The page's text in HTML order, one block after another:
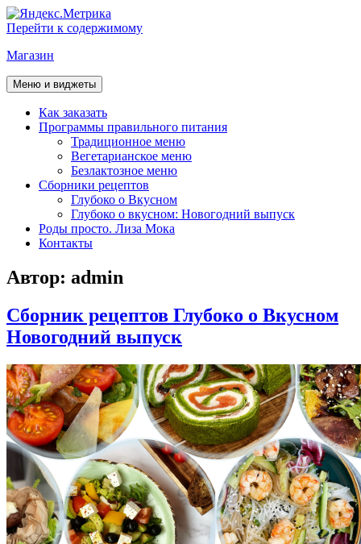
Перейти к содержимому
Магазин
Меню и виджеты
Как заказать
Программы правильного питания
Традиционное меню
Вегетарианское меню
Безлактозное меню
Сборники рецептов
Глубоко о Вкусном
Глубоко о вкусном: Новогодний выпуск
Роды просто. Лиза Мока
Контакты
Автор: admin
Сборник рецептов Глубоко о Вкусном
Новогодний выпуск